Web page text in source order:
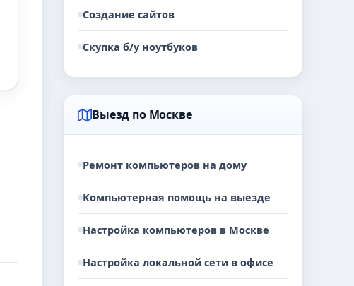
Создание сайтов
Скупка б/у ноутбуков
Выезд по Москве
Ремонт компьютеров на дому
Компьютерная помощь на выезде
Настройка компьютеров в Москве
Настройка локальной сети в офисе